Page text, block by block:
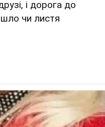
і дорога до
чи листя